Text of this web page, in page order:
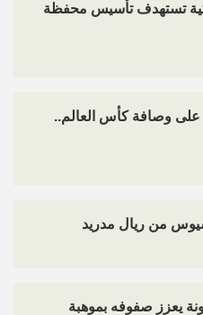
تستهدف تأسيس محفظة
على وصافة كأس العالم..
من ريال مدريد
يعزز صفوفه بموهبة